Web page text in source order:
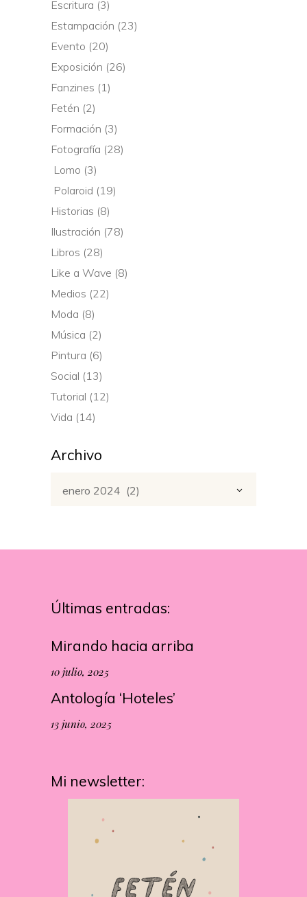
Escritura (3)
Estampación (23)
Evento (20)
Exposición (26)
Fanzines (1)
Fetén (2)
Formación (3)
Fotografía (28)
Lomo (3)
Polaroid (19)
Historias (8)
Ilustración (78)
Libros (28)
Like a Wave (8)
Medios (22)
Moda (8)
Música (2)
Pintura (6)
Social (13)
Tutorial (12)
Vida (14)
Archivo
enero 2024 (2)
Últimas entradas:
Mirando hacia arriba
10 julio, 2025
Antología ‘Hoteles’
13 junio, 2025
Mi newsletter: